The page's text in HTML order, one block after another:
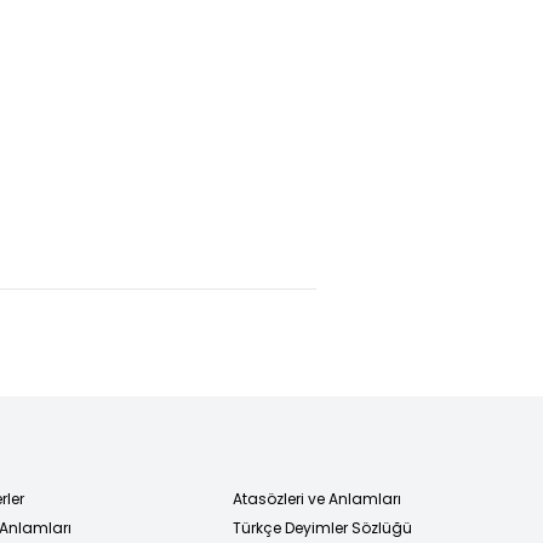
mi?
Atasözleri ve Anlamları
Türkçe Deyimler Sözlüğü